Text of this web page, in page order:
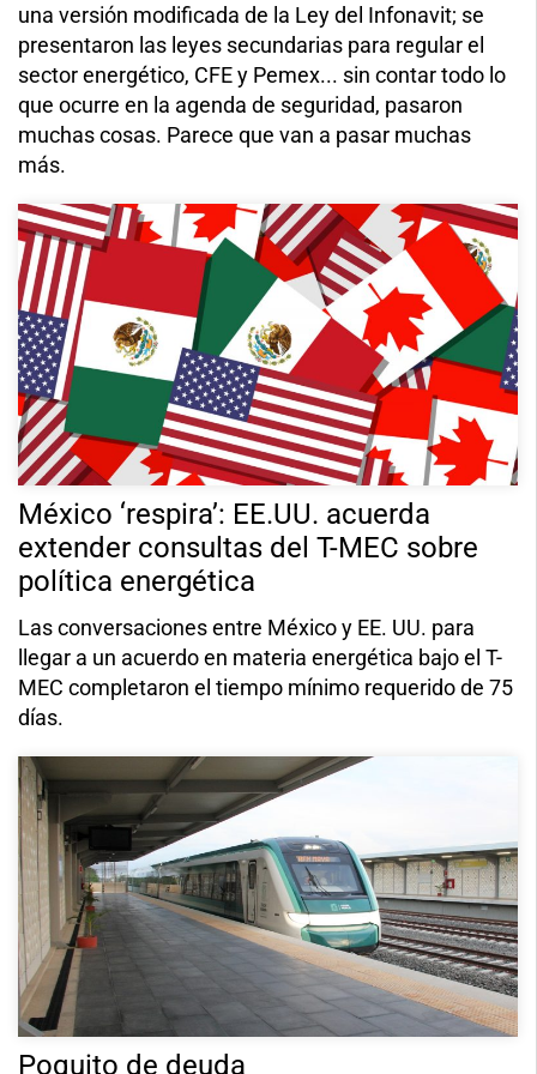
una versión modificada de la Ley del Infonavit; se
presentaron las leyes secundarias para regular el
sector energético, CFE y Pemex... sin contar todo lo
que ocurre en la agenda de seguridad, pasaron
muchas cosas. Parece que van a pasar muchas
más.
México ‘respira’: EE.UU. acuerda
extender consultas del T-MEC sobre
política energética
Las conversaciones entre México y EE. UU. para
llegar a un acuerdo en materia energética bajo el T-
MEC completaron el tiempo mínimo requerido de 75
días.
Poquito de deuda